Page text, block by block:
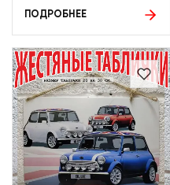
ПОДРОБНЕЕ